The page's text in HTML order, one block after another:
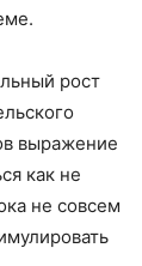
рост
выражение
как не
не совсем